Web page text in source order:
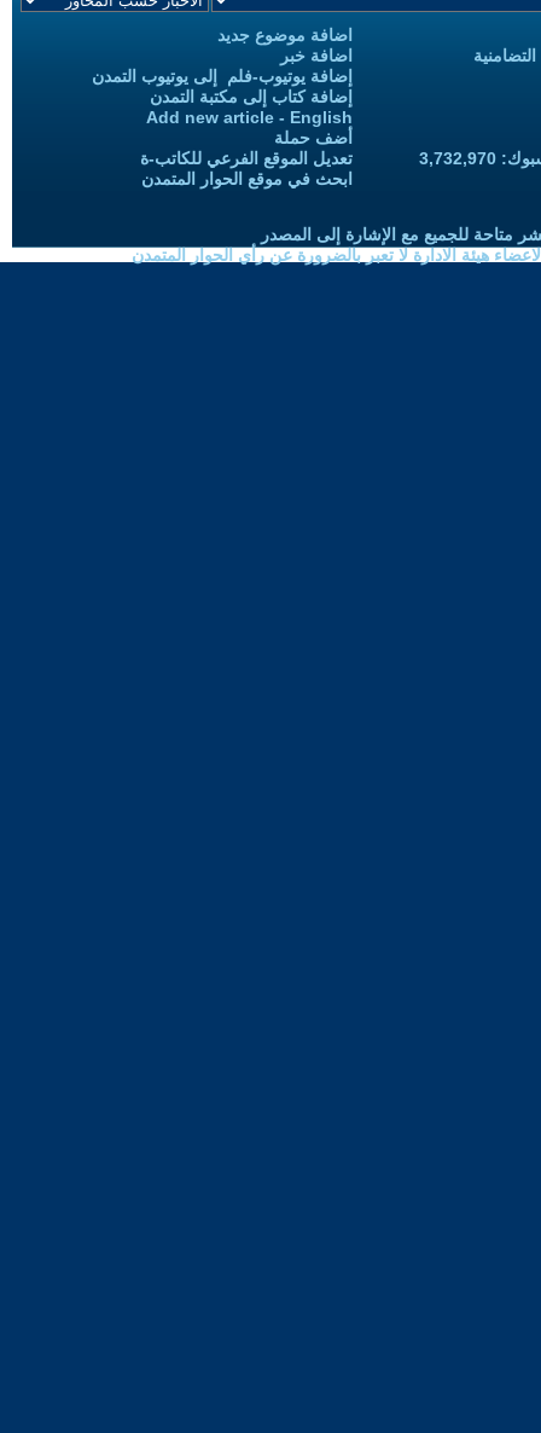
اضافة موضوع جديد
اضافة خبر
إضافة يوتيوب-فلم إلى يوتيوب التمدن
إضافة كتاب إلى مكتبة التمدن
Add new article - English
أضف حملة
تعديل الموقع الفرعي للكاتب-ة
ابحث في موقع الحوار المتمدن
متاحة للجميع مع الإشارة إلى المصدر
هيئة الادارة لا تعبر بالضرورة عن رأي الحوار المتمدن